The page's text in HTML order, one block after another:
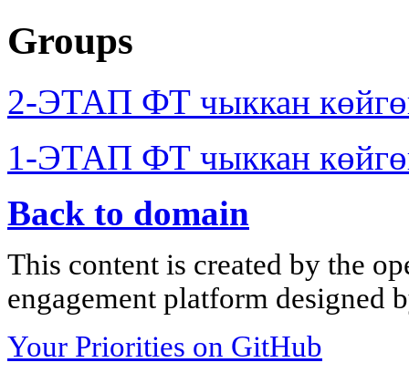
Groups
2-ЭТАП ФТ чыккан
1-ЭТАП ФТ чыккан
Back to domain
This content is created by the
engagement platform designed
Your Priorities on GitHub